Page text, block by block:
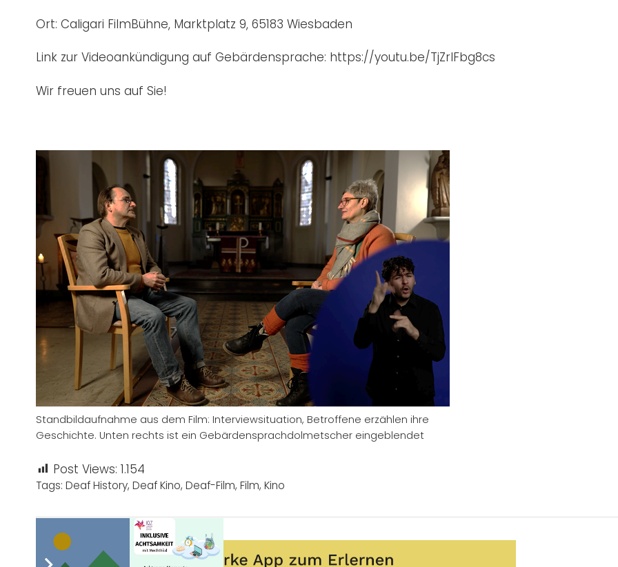
Ort: Caligari FilmBühne, Marktplatz 9, 65183 Wiesbaden
Link zur Videoankündigung auf Gebärdensprache: https://youtu.be/TjZrIFbg8cs
Wir freuen uns auf Sie!
Standbildaufnahme aus dem Film: Interviewsituation, Betroffene erzählen ihre
Geschichte. Unten rechts ist ein Gebärdensprachdolmetscher eingeblendet
Post Views: 1.154
Tags: Deaf History, Deaf Kino, Deaf-Film, Film, Kino